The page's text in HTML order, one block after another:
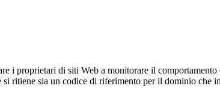
i proprietari di siti Web a monitorare il
ritiene sia un codice di riferimento per il dominio che